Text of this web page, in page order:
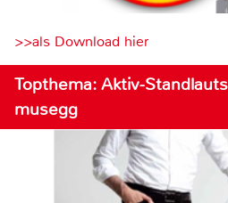
>>als Download hier
Topthema: Aktiv-
musegg